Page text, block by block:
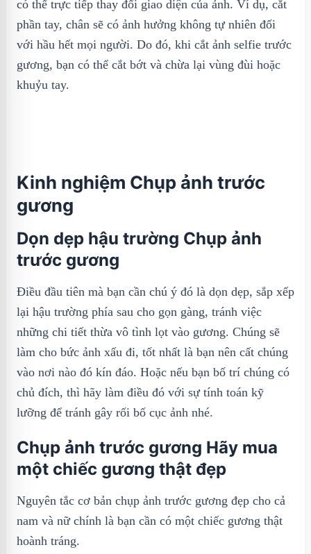
có thể trực tiếp thay đổi giao diện của ảnh. Ví dụ, cắt
phần tay, chân sẽ có ảnh hưởng không tự nhiên đối
với hầu hết mọi người. Do đó, khi cắt ảnh selfie trước
gương, bạn có thể cắt bớt và chừa lại vùng đùi hoặc
khuỷu tay.
Kinh nghiệm Chụp ảnh trước
gương
Dọn dẹp hậu trường Chụp ảnh
trước gương
Điều đầu tiên mà bạn cần chú ý đó là dọn dẹp, sắp xếp
lại hậu trường phía sau cho gọn gàng, tránh việc
những chi tiết thừa vô tình lọt vào gương. Chúng sẽ
làm cho bức ảnh xấu đi, tốt nhất là bạn nên cất chúng
vào nơi nào đó kín đáo. Hoặc nếu bạn bố trí chúng có
chủ đích, thì hãy làm điều đó với sự tính toán kỹ
lưỡng để tránh gây rối bố cục ảnh nhé.
Chụp ảnh trước gương Hãy mua
một chiếc gương thật đẹp
Nguyên tắc cơ bản chụp ảnh trước gương đẹp cho cả
nam và nữ chính là bạn cần có một chiếc gương thật
hoành tráng.